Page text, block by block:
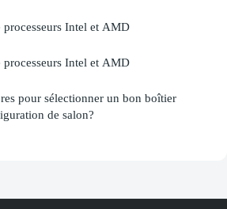
processeurs Intel et AMD
processeurs Intel et AMD
pour sélectionner un bon boîtier
de salon?